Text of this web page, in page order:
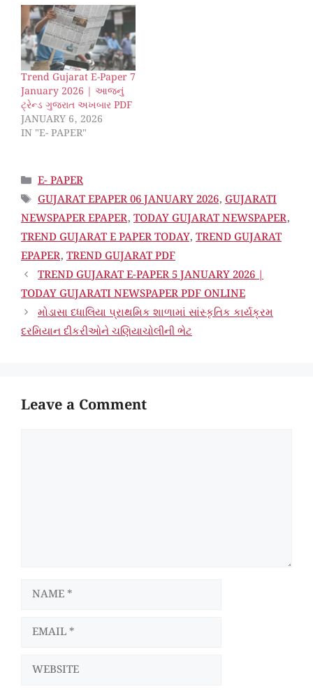
Trend Gujarat E-Paper 7
January 2026 | આજનું
ટ્રેન્ડ ગુજરાત અખબાર PDF
JANUARY 6, 2026
IN "E- PAPER"
CATEGORIES
E- PAPER
TAGS
GUJARAT EPAPER 06 JANUARY 2026, GUJARATI
NEWSPAPER EPAPER, TODAY GUJARAT NEWSPAPER,
TREND GUJARAT E PAPER TODAY, TREND GUJARAT
EPAPER, TREND GUJARAT PDF
TREND GUJARAT E-PAPER 5 JANUARY 2026 |
TODAY GUJARATI NEWSPAPER PDF ONLINE
મોડાસા દધાલિયા પ્રાથમિક શાળામાં સાંસ્કૃતિક કાર્યક્રમ
દરમિયાન દીકરીઓને ચણિયાચોલીની ભેટ
Leave a Comment
NAME
EMAIL
WEBSITE